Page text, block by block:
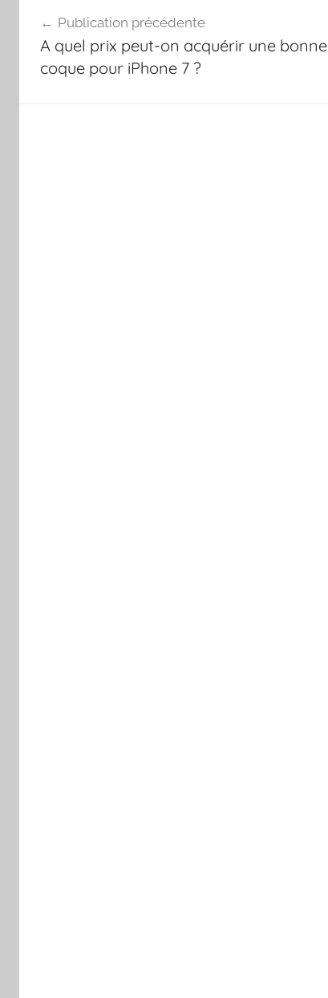
de
l’article
Publication précédente
A quel prix peut-on acquérir une bonne
coque pour iPhone 7 ?